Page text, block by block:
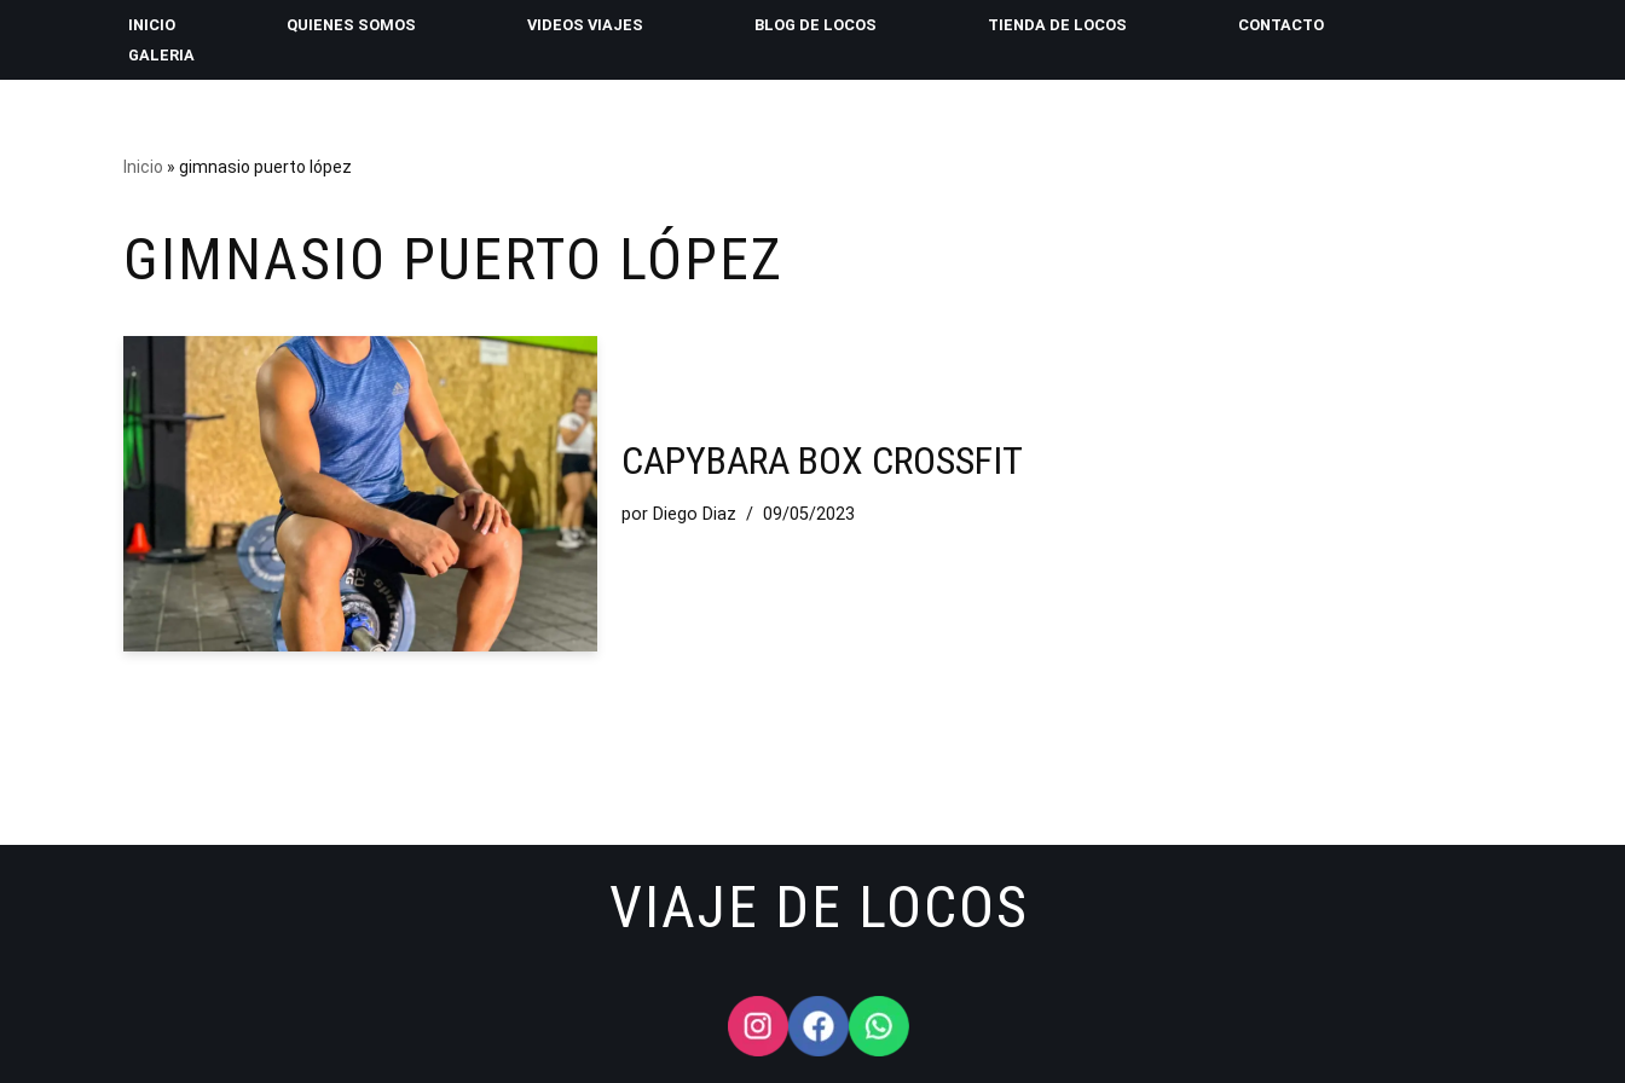
INICIO QUIENES SOMOS VIDEOS VIAJES BLOG DE LOCOS TIENDA DE LOCOS
CONTACTO
GALERIA
Inicio » gimnasio puerto lópez
GIMNASIO PUERTO LÓPEZ
CAPYBARA BOX CROSSFIT
por Diego Diaz 09/05/2023
VIAJE DE LOCOS